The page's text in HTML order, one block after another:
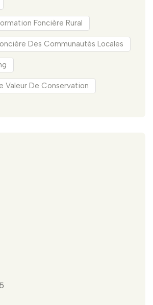
Foncière Rural
Des Communautés Locales
Valeur De Conservation